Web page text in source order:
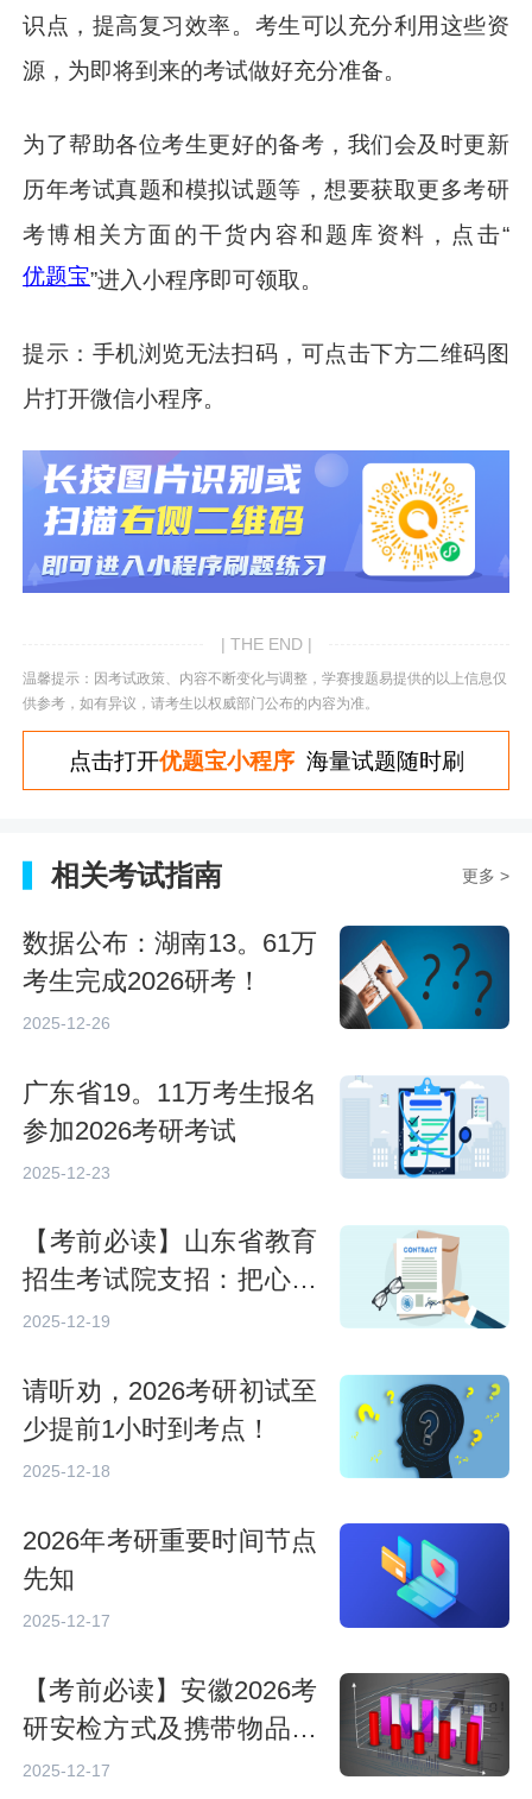
识点，提高复习效率。考生可以充分利用这些资
源，为即将到来的考试做好充分准备。
为了帮助各位考生更好的备考， 我们会及时更新
历年考试真题和模拟试题等 ，想要获取更多考研
考博相关方面的干货内容和题库资料，点击“
优题宝”进入小程序即可领取。
提示：手机浏览无法扫码，可点击下方二维码图
片打开微信小程序。
| THE END |
温馨提示：因考试政策、内容不断变化与调整，学赛搜题易提供的以上信息仅
供参考，如有异议，请考生以权威部门公布的内容为准。
点击打开优题宝小程序海量试题随时刷
相关考试指南 更多 >
数据公布：湖南13。61万
考生完成2026研考！
2025-12-26
广东省19。11万考生报名
参加2026考研考试
2025-12-23
【考前必读】山东省教育
招生考试院支招：把心态
调成“最佳模式”
2025-12-19
请听劝，2026考研初试至
少提前1小时到考点！
2025-12-18
2026年考研重要时间节点
先知
2025-12-17
【考前必读】安徽2026考
研安检方式及携带物品注
意
2025-12-17